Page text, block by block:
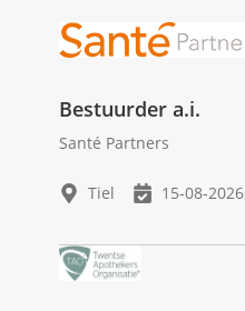
Bestuurder a.i.
Santé Partners
Tiel 15-08-2026